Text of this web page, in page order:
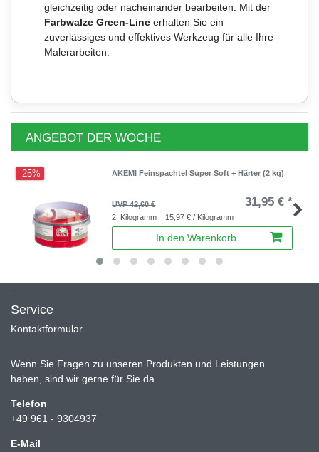
gleichzeitig oder nacheinander bearbeiten. Mit der
Farbwalze Green-Line erhalten Sie ein
zuverlässiges und effektives Werkzeug für alle Ihre
Malerarbeiten.
ANGEBOT DER WOCHE
-25% AKEMI Feinspachtel Super Soft + Härter (2 kg)
UVP 42,60 € 31,95 € *
2 Kilogramm | 15,97 € / Kilogramm
In den Warenkorb
Service
Kontaktformular
Wenn Sie Fragen zu unseren Produkten und Leistungen
haben, sind wir gerne für Sie da.
Telefon
+49 961 - 9304937
E-Mail